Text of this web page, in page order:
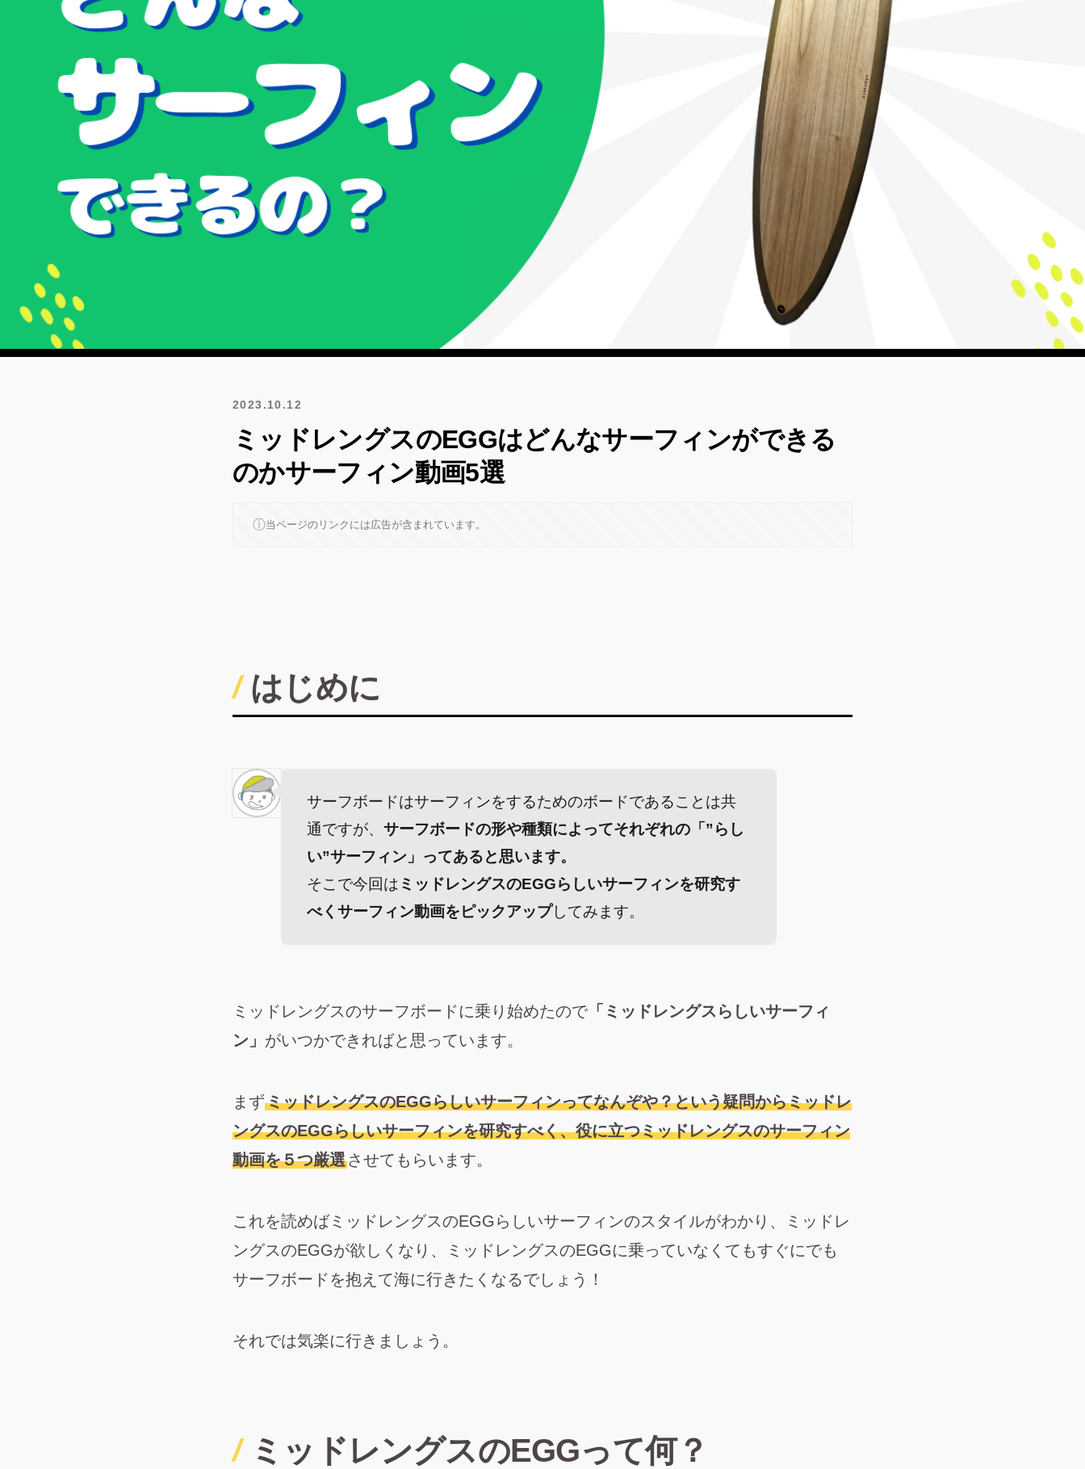
2023.10.12
ミッドレングスのEGGはどんなサーフィンができる
のかサーフィン動画5選
ⓘ当ページのリンクには広告が含まれています。
はじめに
サーフボードはサーフィンをするためのボードであることは共
通ですが、 サーフボードの形や種類によってそれぞれの「”らし
い”サーフィン」ってあると思います。
そこで今回は ミッドレングスのEGGらしいサーフィンを研究す
べくサーフィン動画をピックアップしてみます。
ミッドレングスのサーフボードに乗り始めたので「ミッドレングスらしいサーフィ
ン」 がいつかできればと思っています。
まずミッドレングスのEGGらしいサーフィンってなんぞや？という疑問からミッドレ
ングスのEGGらしいサーフィンを研究すべく、役に立つミッドレングスのサーフィン
動画を５つ厳選させてもらいます。
これを読めばミッドレングスのEGGらしいサーフィンのスタイルがわかり、ミッドレ
ングスのEGGが欲しくなり、ミッドレングスのEGGに乗っていなくてもすぐにでも
サーフボードを抱えて海に行きたくなるでしょう！
それでは気楽に行きましょう。
ミッドレングスのEGGって何？